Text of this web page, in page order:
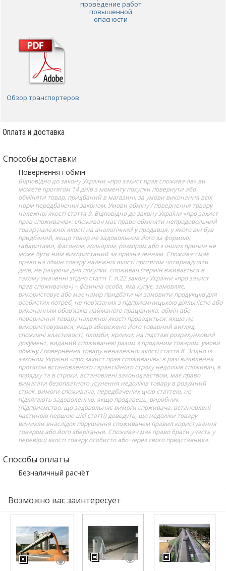
проведение работ
повышенной
опасности
Обзор транспортеров
Оплата и доставка
Способы доставки
Повернення і обмін
Відповідно до закону України «про захист прав споживачів» ви
можете протягом 14 днів з моменту покупки повернути або
обміняти товар, придбаний в магазині, за умови виконання всіх
норм передбачених законом. Умови обміну / повернення товару
належної якості стаття 9. Відповідно до закону України «про захист
прав споживачів»: споживач має право обміняти непродовольчий
товар належної якості на аналогічний у продавця, у якого він був
придбаний, якщо товар не задовольнив його за формою,
габаритами, фасоном, кольором, розміром або з інших причин не
може бути ним використаний за призначенням. Споживач має
право на обмін товару належної якості протягом чотирнадцяти
днів, не рахуючи дня покупки. споживач (термін вживається в
такому значенні згідно статті 1. п.22 закону України «про захист
прав споживачів») – фізична особа, яка купує, замовляє,
використовує або має намір придбати чи замовити продукцію для
особистих потреб, не пов’язаних з підприємницькою діяльністю або
виконанням обов’язків найманого працівника. обмін або
повернення товару належної якості провадиться: якщо не
використовувався; якщо збережено його товарний вигляд,
споживчі властивості, пломби, ярлики; на підставі розрахунковий
документ, виданий споживачеві разом з проданим товаром. умови
обміну / повернення товару неналежної якості стаття 8. Згідно із
законом України «про захист прав споживачів»: в разі виявлення
протягом встановленого гарантійного строку недоліків споживач, в
порядку та в строки, встановлені законодавством, має право
вимагати безоплатного усунення недоліків товару в розумний
строк. вимоги споживача, передбачених цією статтею, не
підлягають задоволенню, якщо продавець, виробник
(підприємство, що задовольняє вимоги споживача, встановлені
частиною першою цієї статті) доведуть, що недоліки товару
виникли внаслідок порушення споживачем правил користування
товаром або його зберігання. Споживач має право брати участь у
перевірці якості товару особисто або через свого представника.
Способы оплаты
Безналичный расчёт
Возможно вас заинтересует